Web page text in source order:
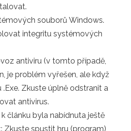
souborů Windows.
integritu systémových
antiviru (v tomto případě,
je problém vyřešen, ale když
Zkuste úplně odstranit a
antivirus.
článku byla nabídnuta ještě
Zkuste spustit hru (program)